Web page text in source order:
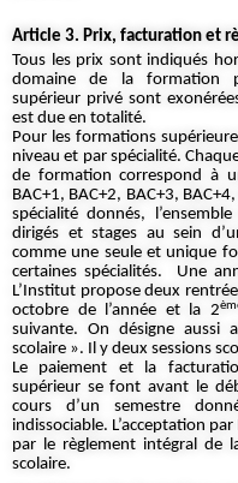
Article 3. Prix, facturation et
Tous les prix sont indiqués
domaine de la formation
supérieur privé sont
est due en totalité.
Pour les formations
niveau et par spécialité.
de formation correspond à
BAC+1, BAC+2, BAC+3,
spécialité donnés,
dirigés et stages au sein
comme une seule et unique
certaines spécialités. Une
L’Institut propose deux
octobre de l’année et la 2
suivante. On désigne aussi
scolaire ». Il y deux sessions
Le paiement et la
supérieur se font avant le
cours d’un semestre
indissociable. L’acceptation
par le règlement intégral de
scolaire.